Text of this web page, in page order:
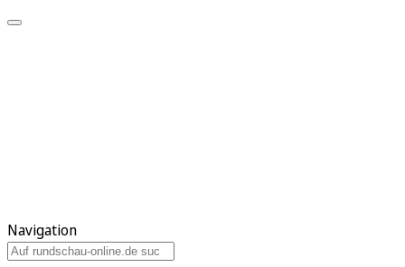
Navigation